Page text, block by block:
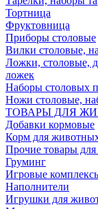
Тортница
Фруктовница
Приборы столовые
Вилки столовые,
Ложки, столовые,
ложек
Наборы столовых
Ножи столовые,
ТОВАРЫ ДЛЯ
Добавки кормовые
Корм для
Прочие товары
Груминг
Игровые
Наполнители
Игрушки для